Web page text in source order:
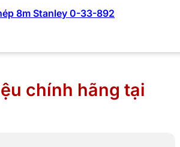
8m Stanley 0-33-892
chính hãng tại